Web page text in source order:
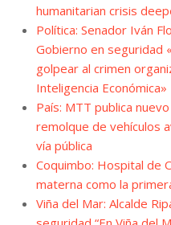
humanitarian crisis
Política: Senador Iván
Gobierno en seguridad
golpear al crimen
Inteligencia Económica»
País: MTT publica
remolque de vehículos
vía pública
Coquimbo: Hospital de
materna como la
Viña del Mar: Alcalde